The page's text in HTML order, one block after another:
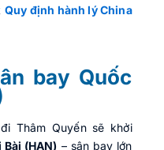
Quy định hành lý China
bay Quốc
Thâm Quyến sẽ khởi
(HAN) – sân bay lớn